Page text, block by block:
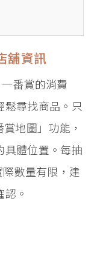
舖資訊
番賞的消費
尋找商品。只
地圖」功能，
具體位置。每抽
數量有限，建
。